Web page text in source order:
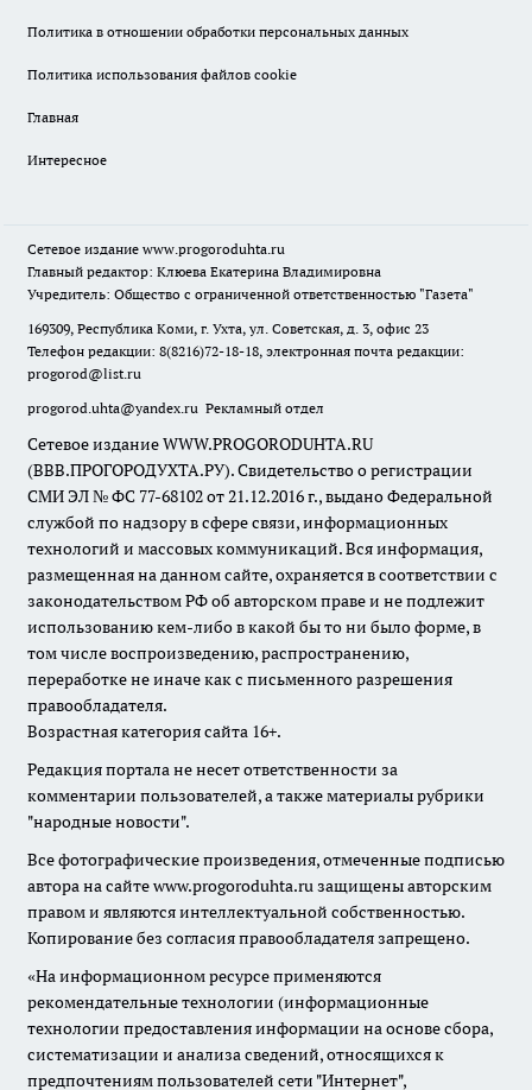
Политика в отношении обработки персональных данных
Политика использования файлов cookie
Главная
Интересное
Сетевое издание www.progoroduhta.ru
Главный редактор: Клюева Екатерина Владимировна
Учредитель: Общество с ограниченной ответственностью "Газета"
169309, Республика Коми, г. Ухта, ул. Советская, д. 3, офис 23
Телефон редакции: 8(8216)72-18-18, электронная почта редакции:
progorod@list.ru
progorod.uhta@yandex.ru Рекламный отдел
Сетевое издание WWW.PROGORODUHTA.RU
(ВВВ.ПРОГОРОДУХТА.РУ). Свидетельство о регистрации
СМИ ЭЛ № ФС 77-68102 от 21.12.2016 г., выдано Федеральной
службой по надзору в сфере связи, информационных
технологий и массовых коммуникаций. Вся информация,
размещенная на данном сайте, охраняется в соответствии с
законодательством РФ об авторском праве и не подлежит
использованию кем-либо в какой бы то ни было форме, в
том числе воспроизведению, распространению,
переработке не иначе как с письменного разрешения
правообладателя.
Возрастная категория сайта 16+.
Редакция портала не несет ответственности за
комментарии пользователей, а также материалы рубрики
"народные новости".
Все фотографические произведения, отмеченные подписью
автора на сайте www.progoroduhta.ru защищены авторским
правом и являются интеллектуальной собственностью.
Копирование без согласия правообладателя запрещено.
«На информационном ресурсе применяются
рекомендательные технологии (информационные
технологии предоставления информации на основе сбора,
систематизации и анализа сведений, относящихся к
предпочтениям пользователей сети "Интернет",